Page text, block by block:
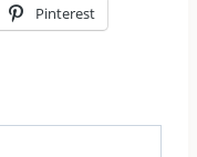
Pinterest